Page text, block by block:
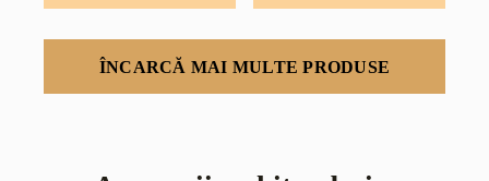
ÎNCARCĂ MAI MULTE PRODUSE